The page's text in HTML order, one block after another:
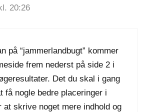
20:26
på “jammerlandbugt” kommer
frem nederst på side 2 i
Det du skal i gang
få nogle bedre placeringer i
at skrive noget mere indhold og